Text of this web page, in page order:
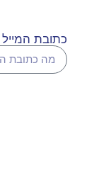
כתובת המייל